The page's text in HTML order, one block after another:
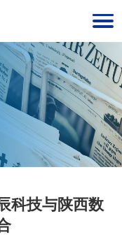
科技与陕西数